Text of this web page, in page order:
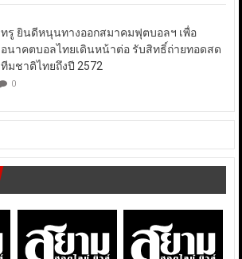
ทรู ยินดีหนุนทางออกสมาคมฟุตบอลฯ เพื่อ
อนาคตบอลไทยเดินหน้าต่อ รับสิทธิ์ถ่ายทอดสด
ทีมชาติไทยถึงปี 2572
0